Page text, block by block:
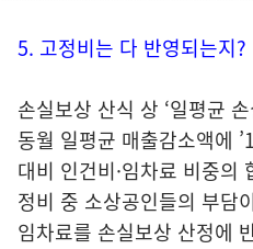
5. 고정비는 다 반영되는지?
손실보상 산식 상 ‘일평균
동월 일평균 매출감소액에
대비 인건비·임차료 비중의
정비 중 소상공인들의 부담
임차료를 손실보상 산정에